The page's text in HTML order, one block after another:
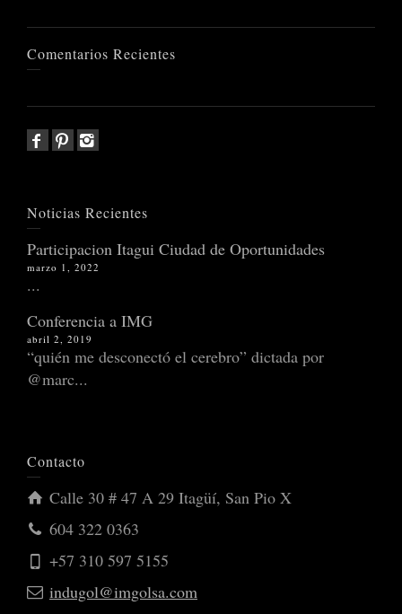
Comentarios Recientes
Noticias Recientes
Participacion Itagui Ciudad de Oportunidades
marzo 1, 2022
...
Conferencia a IMG
abril 2, 2019
“quién me desconectó el cerebro” dictada por
@marc...
Contacto
Calle 30 # 47 A 29 Itagüí, San Pio X
604 322 0363
+57 310 597 5155
indugol@imgolsa.com